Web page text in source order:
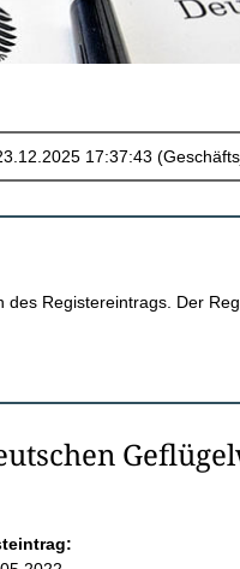
des Registereintrags. Der